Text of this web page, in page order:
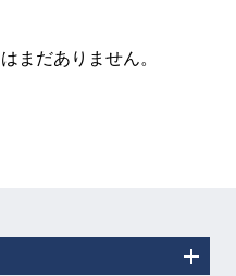
まだありません。